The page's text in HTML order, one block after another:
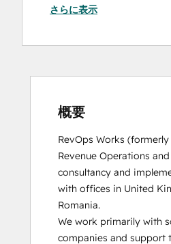
HubSpot Sales Hub
HubSpot Solutions
Inbound Sales
Service Hub Software
さらに表示
概要
RevOps Works (formerly
Revenue Operations
consultancy and
with offices in United
Romania.
We work primarily with
companies and support